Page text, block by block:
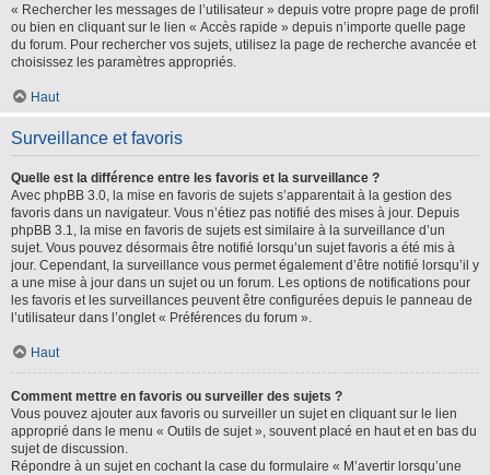
« Rechercher les messages de l’utilisateur » depuis votre propre page de profil
ou bien en cliquant sur le lien « Accès rapide » depuis n’importe quelle page
du forum. Pour rechercher vos sujets, utilisez la page de recherche avancée et
choisissez les paramètres appropriés.
Haut
Surveillance et favoris
Quelle est la différence entre les favoris et la surveillance ?
Avec phpBB 3.0, la mise en favoris de sujets s’apparentait à la gestion des
favoris dans un navigateur. Vous n’étiez pas notifié des mises à jour. Depuis
phpBB 3.1, la mise en favoris de sujets est similaire à la surveillance d’un
sujet. Vous pouvez désormais être notifié lorsqu’un sujet favoris a été mis à
jour. Cependant, la surveillance vous permet également d’être notifié lorsqu’il y
a une mise à jour dans un sujet ou un forum. Les options de notifications pour
les favoris et les surveillances peuvent être configurées depuis le panneau de
l’utilisateur dans l’onglet « Préférences du forum ».
Haut
Comment mettre en favoris ou surveiller des sujets ?
Vous pouvez ajouter aux favoris ou surveiller un sujet en cliquant sur le lien
approprié dans le menu « Outils de sujet », souvent placé en haut et en bas du
sujet de discussion.
Répondre à un sujet en cochant la case du formulaire « M’avertir lorsqu’une